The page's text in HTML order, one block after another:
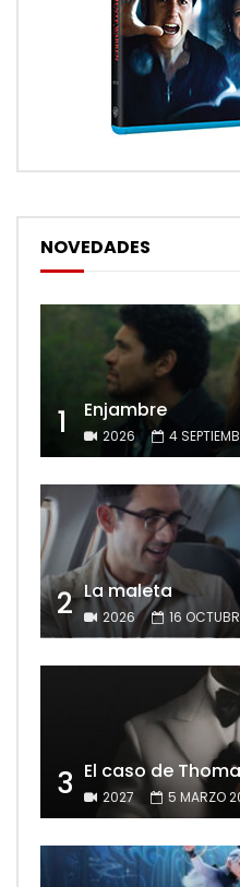
NOVEDADES
1 Enjambre
2026 4
2 La maleta
2026 16
3 El caso de
2027 5 MARZO